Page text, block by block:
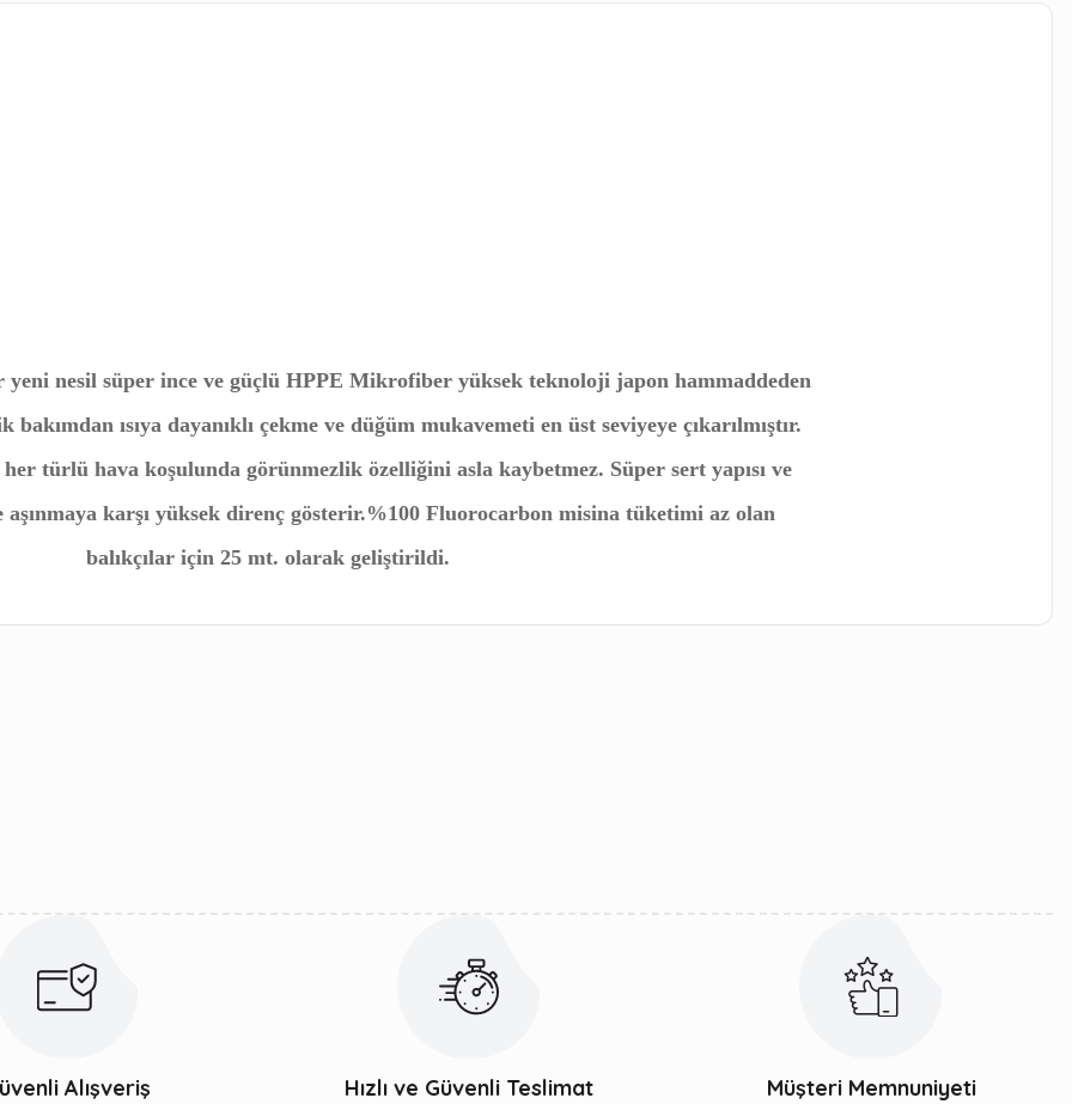
nesil süper ince ve güçlü HPPE Mikrofiber yüksek teknoloji japon hammaddeden
ısıya dayanıklı çekme ve düğüm mukavemeti en üst seviyeye çıkarılmıştır.
her türlü hava koşulunda görünmezlik özelliğini asla kaybetmez. Süper sert yapısı ve
aşınmaya karşı yüksek direnç gösterir.%100 Fluorocarbon misina tüketimi az olan
balıkçılar için 25 mt. olarak geliştirildi.
Alışveriş Hızlı ve Güvenli Teslimat Müşteri Memnuniyeti